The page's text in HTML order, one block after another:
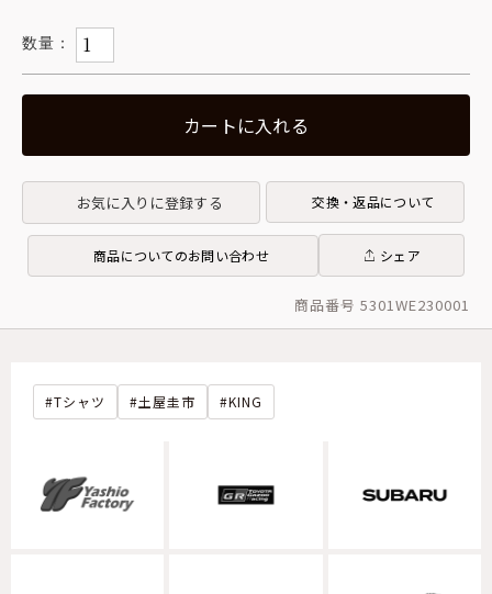
カートに入れる
お気に入りに登録する 交換・返品について
商品についてのお問い合わせ シェア
商品番号 5301WE230001
Tシャツ 土屋圭市 KING